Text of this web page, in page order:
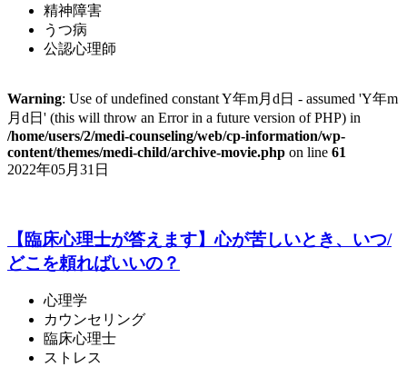
精神障害
うつ病
公認心理師
Warning: Use of undefined constant Y年m月d日 - assumed 'Y年m
月d日' (this will throw an Error in a future version of PHP) in
/home/users/2/medi-counseling/web/cp-information/wp-
content/themes/medi-child/archive-movie.php on line 61
2022年05月31日
【臨床心理士が答えます】心が苦しいとき、いつ/
どこを頼ればいいの？
心理学
カウンセリング
臨床心理士
ストレス